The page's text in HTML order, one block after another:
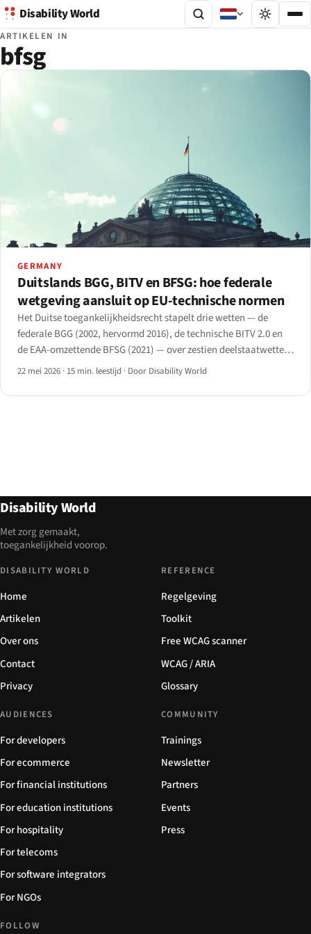
Disability World
ARTIKELEN IN
bfsg
GERMANY
Duitslands BGG, BITV en BFSG: hoe federale
wetgeving aansluit op EU-technische normen
Het Duitse toegankelijkheidsrecht stapelt drie wetten — de
federale BGG (2002, hervormd 2016), de technische BITV 2.0 en
de EAA-omzettende BFSG (2021) — over zestien deelstaatwetten
en de BAFA-handhaving die in juni 2025 in werking trad.
22 mei 2026 · 15 min. leestijd · Door Disability World
Disability World
Met zorg gemaakt,
toegankelijkheid voorop.
DISABILITY WORLD
Home
Artikelen
Over ons
Contact
Privacy
REFERENCE
Regelgeving
Toolkit
Free WCAG scanner
WCAG / ARIA
Glossary
AUDIENCES
For developers
For ecommerce
For financial institutions
For education institutions
For hospitality
For telecoms
For software integrators
For NGOs
COMMUNITY
Trainings
Newsletter
Partners
Events
Press
FOLLOW